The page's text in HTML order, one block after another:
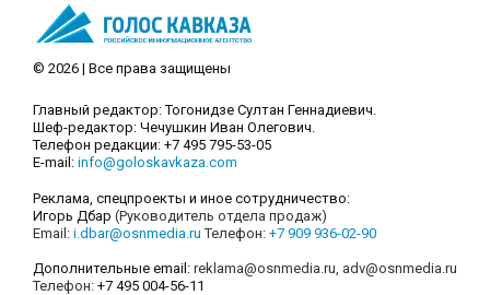
© 2026 | Все права защищены
Главный редактор: Тогонидзе Султан Геннадиевич.
Шеф-редактор: Чечушкин Иван Олегович.
Телефон редакции: +7 495 795-53-05
E-mail: info@goloskavkaza.com
Реклама, спецпроекты и иное сотрудничество:
Игорь Дбар (Руководитель отдела продаж)
Email: i.dbar@osnmedia.ru Телефон: +7 909 936-02-90
Дополнительные email: reklama@osnmedia.ru, adv@osnmedia.ru
Телефон: +7 495 004-56-11